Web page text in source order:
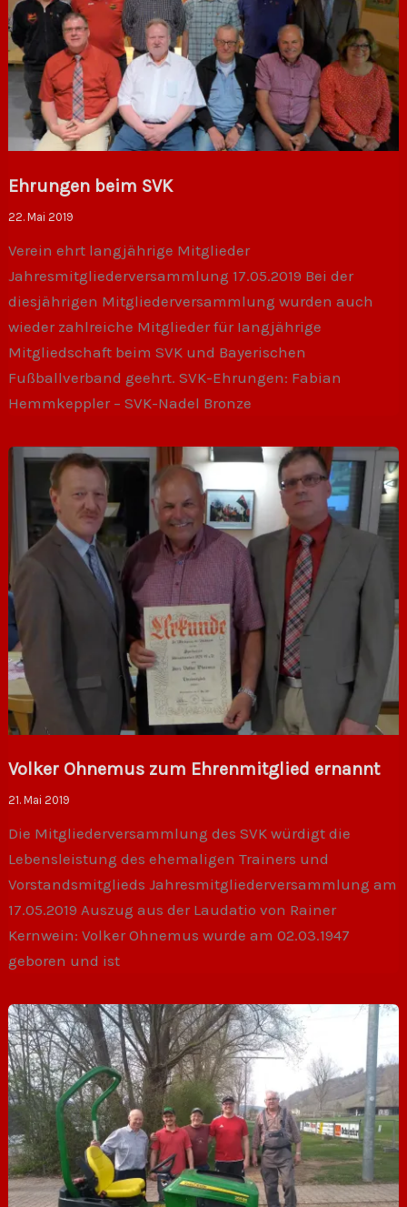
Ehrungen beim SVK
22. Mai 2019
Verein ehrt langjährige Mitglieder
Jahresmitgliederversammlung 17.05.2019 Bei der
diesjährigen Mitgliederversammlung wurden auch
wieder zahlreiche Mitglieder für Iangjährige
Mitgliedschaft beim SVK und Bayerischen
Fußballverband geehrt. SVK-Ehrungen: Fabian
Hemmkeppler – SVK-Nadel Bronze
Volker Ohnemus zum Ehrenmitglied ernannt
21. Mai 2019
Die Mitgliederversammlung des SVK würdigt die
Lebensleistung des ehemaligen Trainers und
Vorstandsmitglieds Jahresmitgliederversammlung am
17.05.2019 Auszug aus der Laudatio von Rainer
Kernwein: Volker Ohnemus wurde am 02.03.1947
geboren und ist